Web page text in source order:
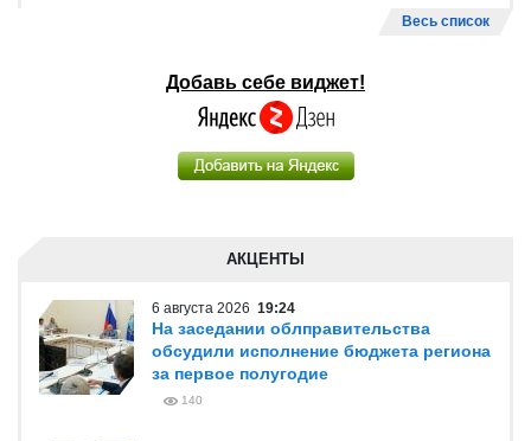
Весь список
Добавь себе виджет!
АКЦЕНТЫ
6 августа 2026 19:24
На заседании облправительства
обсудили исполнение бюджета региона
за первое полугодие
140